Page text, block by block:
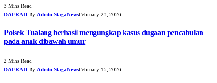
3 Mins Read
DAERAH By Admin SiagaNewsFebruary 23, 2026
Polsek Tualang berhasil mengungkap kasus dugaan pencabulan
pada anak dibawah umur
2 Mins Read
DAERAH By Admin SiagaNewsFebruary 15, 2026